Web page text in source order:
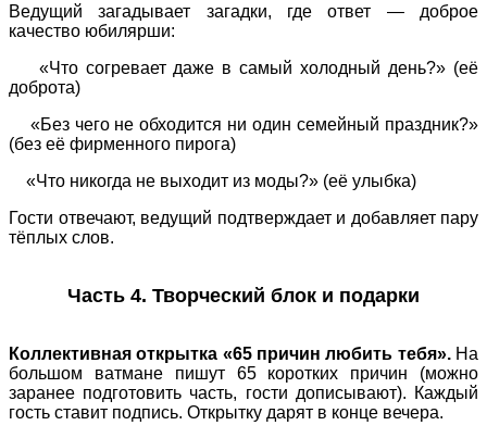
Ведущий загадывает загадки, где ответ — доброе
качество юбилярши:
«Что согревает даже в самый холодный день?» (её
доброта)
«Без чего не обходится ни один семейный праздник?»
(без её фирменного пирога)
«Что никогда не выходит из моды?» (её улыбка)
Гости отвечают, ведущий подтверждает и добавляет пару
тёплых слов.
Часть 4. Творческий блок и подарки
Коллективная открытка «65 причин любить тебя».На
большом ватмане пишут 65 коротких причин (можно
заранее подготовить часть, гости дописывают). Каждый
гость ставит подпись. Открытку дарят в конце вечера.